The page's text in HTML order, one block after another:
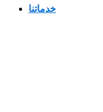
خدماتنا